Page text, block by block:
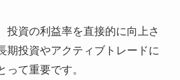
投資の利益率を直接的に向上さ
期投資やアクティブトレードに
って重要です。